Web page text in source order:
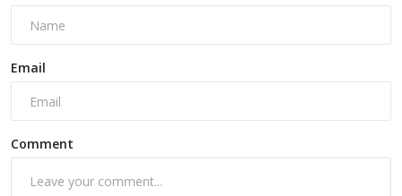
Email
Comment